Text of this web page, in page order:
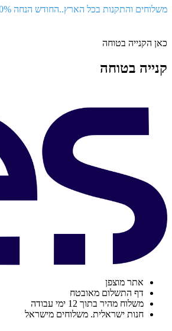
משלוחים והתקנות בכל הארץ..החודש הנחה 10% על כלל המוצרים
כאן הקנייה בטוחה
קנייה בטוחה
אתר מוצפן
דף התשלום מאובטח
משלוח מהיר בתוך 12 ימי עבודה
חנות ישראלית. משלוחים מישראל